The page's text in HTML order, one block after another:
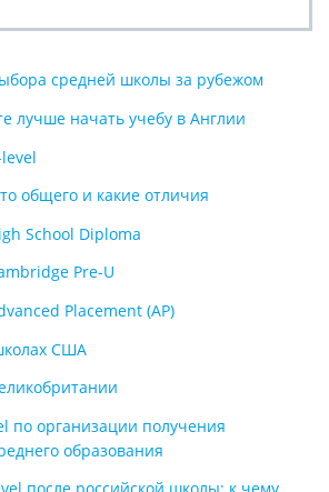
средней школы за рубежом
лучше начать учебу в Англии
общего и какие отличия
School Diploma
Pre-U
Placement (AP)
США
по организации получения
образования